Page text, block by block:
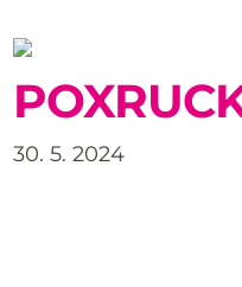
30. 5. 2024